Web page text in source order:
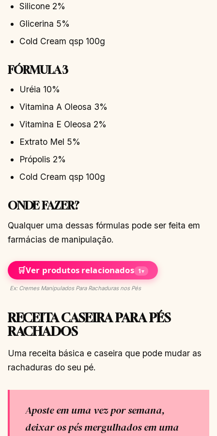
Silicone 2%
Glicerina 5%
Cold Cream qsp 100g
FÓRMULA 3
Uréia 10%
Vitamina A Oleosa 3%
Vitamina E Oleosa 2%
Extrato Mel 5%
Própolis 2%
Cold Cream qsp 100g
ONDE FAZER?
Qualquer uma dessas fórmulas pode ser feita em
farmácias de manipulação.
🛒Ver produtos relacionados 1▾
Ex: Cremes Manipulados Para Rachaduras nos Pés
RECEITA CASEIRA PARA PÉS
RACHADOS
Uma receita básica e caseira que pode mudar as
rachaduras do seu pé.
Aposte em uma vez por semana,
deixar os pés mergulhados em uma